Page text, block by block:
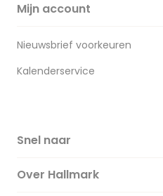
Mijn account
Nieuwsbrief voorkeuren
Kalenderservice
Snel naar
Over Hallmark